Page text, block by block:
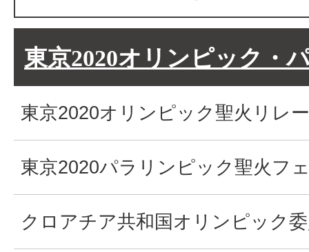
東京2020オリンピック・
東京2020オリンピック聖火リレー
東京2020パラリンピック聖火フ
クロアチア共和国オリンピック